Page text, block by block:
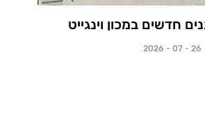
26 - 07 - 2026